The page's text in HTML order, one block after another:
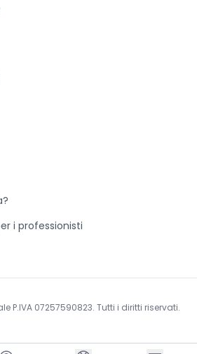
i professionisti
P.IVA 07257590823. Tutti i diritti riservati.